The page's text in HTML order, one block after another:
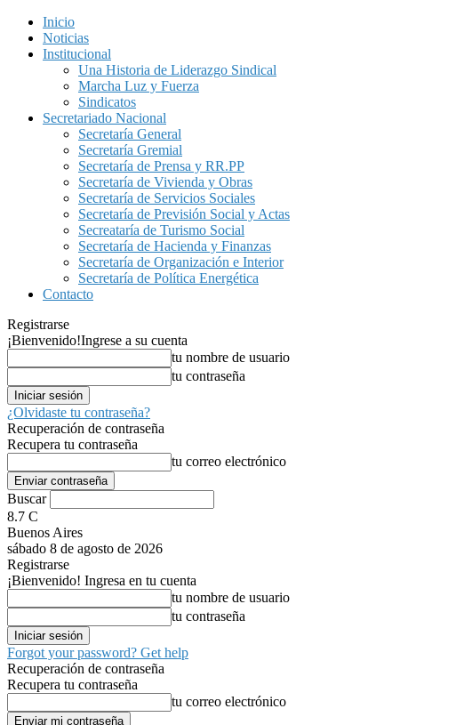
Inicio
Noticias
Institucional
Una Historia de Liderazgo Sindical
Marcha Luz y Fuerza
Sindicatos
Secretariado Nacional
Secretaría General
Secretaría Gremial
Secretaría de Prensa y RR.PP
Secretaría de Vivienda y Obras
Secretaría de Servicios Sociales
Secretaría de Previsión Social y Actas
Secreataría de Turismo Social
Secretaría de Hacienda y Finanzas
Secretaría de Organización e Interior
Secretaría de Política Energética
Contacto
Registrarse
¡Bienvenido!Ingrese a su cuenta
tu nombre de usuario
tu contraseña
¿Olvidaste tu contraseña?
Recuperación de contraseña
Recupera tu contraseña
tu correo electrónico
Buscar
8.7 C
Buenos Aires
sábado 8 de agosto de 2026
Registrarse
¡Bienvenido! Ingresa en tu cuenta
tu nombre de usuario
tu contraseña
Forgot your password? Get help
Recuperación de contraseña
Recupera tu contraseña
tu correo electrónico